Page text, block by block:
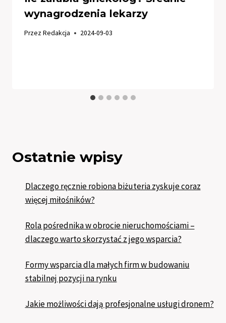
wynagrodzenia lekarzy
PrzezRedakcja 2024-09-03
Ostatnie wpisy
Dlaczego ręcznie robiona biżuteria zyskuje coraz
więcej miłośników?
Rola pośrednika w obrocie nieruchomościami –
dlaczego warto skorzystać z jego wsparcia?
Formy wsparcia dla małych firm w budowaniu
stabilnej pozycji na rynku
Jakie możliwości dają profesjonalne usługi dronem?